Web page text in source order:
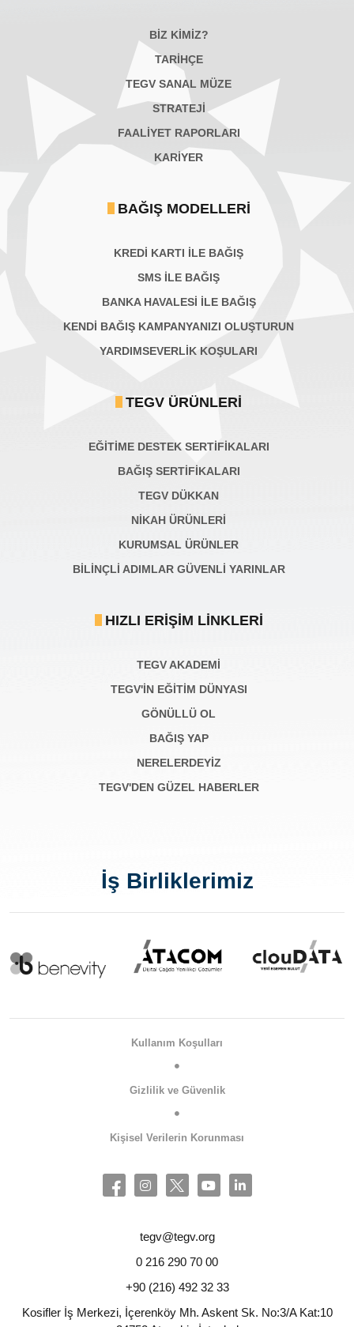
BİZ KİMİZ?
TARİHÇE
TEGV SANAL MÜZE
STRATEJİ
FAALİYET RAPORLARI
KARIYER
BAĞIŞ MODELLERI
KREDİ KARTI İLE BAĞIŞ
SMS İLE BAĞIŞ
BANKA HAVALESİ İLE BAĞIŞ
KENDİ BAĞIŞ KAMPANYANIZI OLUŞTURUN
YARDIMSEVERLİK KOŞULARI
TEGV ÜRÜNLERI
EĞİTİME DESTEK SERTİFİKALARI
BAĞIŞ SERTIFIKALARI
TEGV DÜKKAN
NİKAH ÜRÜNLERİ
KURUMSAL ÜRÜNLER
BILINÇLI ADIMLAR GÜVENLI YARINLAR
HIZLI ERIŞIM LINKLERI
TEGV AKADEMI
TEGV'İN EĞİTİM DÜNYASI
GÖNÜLLÜ OL
BAĞIŞ YAP
NERELERDEYİZ
TEGV'DEN GÜZEL HABERLER
İş Birliklerimiz
Kullanım Koşulları
Gizlilik ve Güvenlik
Kişisel Verilerin Korunması
tegv@tegv.org
0 216 290 70 00
+90 (216) 492 32 33
Kosifler İş Merkezi, İçerenköy Mh. Askent Sk. No:3/A Kat:10